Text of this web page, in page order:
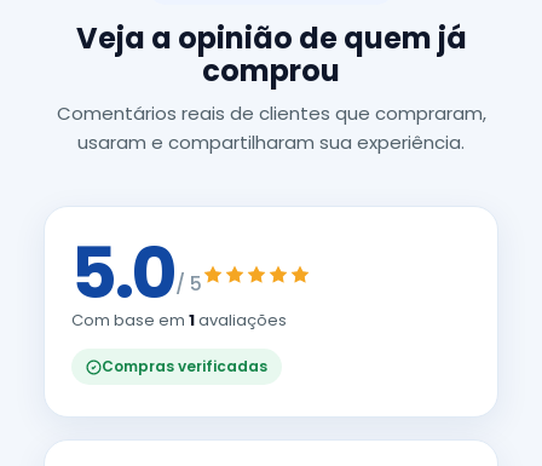
Veja a opinião de quem já
comprou
Comentários reais de clientes que compraram,
usaram e compartilharam sua experiência.
5.0/ 5
Com base em 1avaliações
Compras verificadas